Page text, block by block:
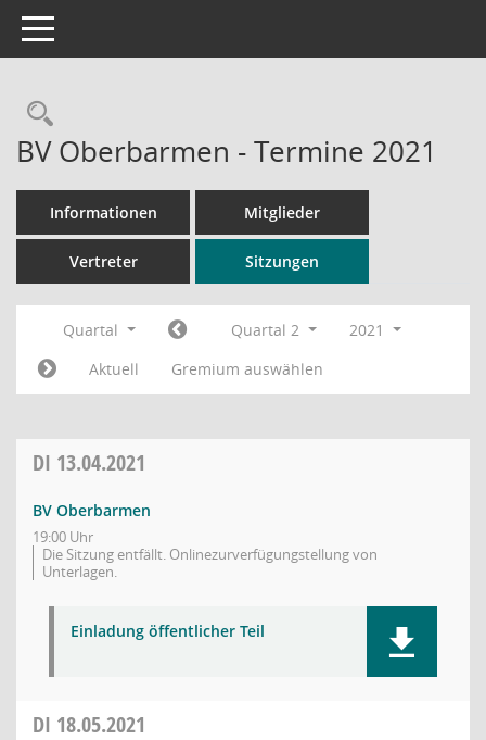
Toggle navigation
Rechercheauswahl
BV Oberbarmen - Termine 2021
Informationen Mitglieder
Vertreter Sitzungen
Quartal Quartal 2
2021
Aktuell
Gremium auswählen
DI 13.04.2021
BV Oberbarmen
19:00 Uhr
Die Sitzung entfällt. Onlinezurverfügungstellung von
Unterlagen.
Einladung öffentlicher Teil
DI 18.05.2021